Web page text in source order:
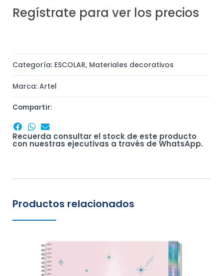
Regístrate para ver los precios
Categoría: ESCOLAR, Materiales decorativos
Marca: Artel
Compartir:
Recuerda consultar el stock de este producto
con nuestras ejecutivas a través de WhatsApp.
Productos relacionados